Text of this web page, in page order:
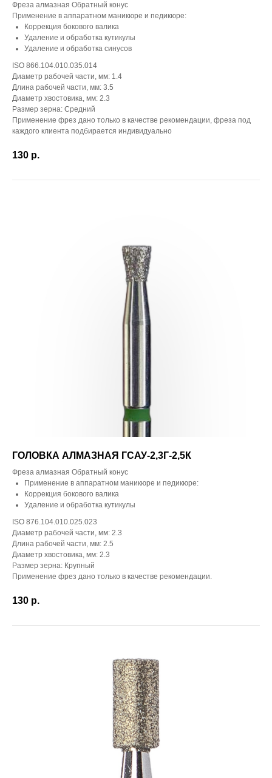
Фреза алмазная Обратный конус
Применение в аппаратном маникюре и педикюре:
Коррекция бокового валика
Удаление и обработка кутикулы
Удаление и обработка синусов
ISO 866.104.010.035.014
Диаметр рабочей части, мм: 1.4
Длина рабочей части, мм: 3.5
Диаметр хвостовика, мм: 2.3
Размер зерна: Средний
Применение фрез дано только в качестве рекомендации, фреза под
каждого клиента подбирается индивидуально
130 р.
ГОЛОВКА АЛМАЗНАЯ ГСАУ-2,3Г-2,5К
Фреза алмазная Обратный конус
Применение в аппаратном маникюре и педикюре:
Коррекция бокового валика
Удаление и обработка кутикулы
ISO 876.104.010.025.023
Диаметр рабочей части, мм: 2.3
Длина рабочей части, мм: 2.5
Диаметр хвостовика, мм: 2.3
Размер зерна: Крупный
Применение фрез дано только в качестве рекомендации.
130 р.